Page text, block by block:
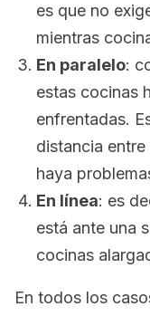
es que no
mientras
En paralelo:
estas cocinas
enfrentadas.
distancia
haya
En línea: es
está ante una
cocinas
En todos los